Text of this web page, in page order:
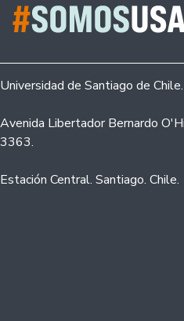
Universidad de Santiago de Chile.
Avenida Libertador Bernardo
3363.
Estación Central. Santiago. Chile.